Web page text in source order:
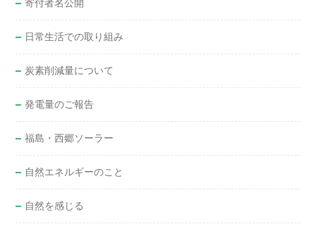
寄付者名公開
日常生活での取り組み
炭素削減量について
発電量のご報告
福島・西郷ソーラー
自然エネルギーのこと
自然を感じる